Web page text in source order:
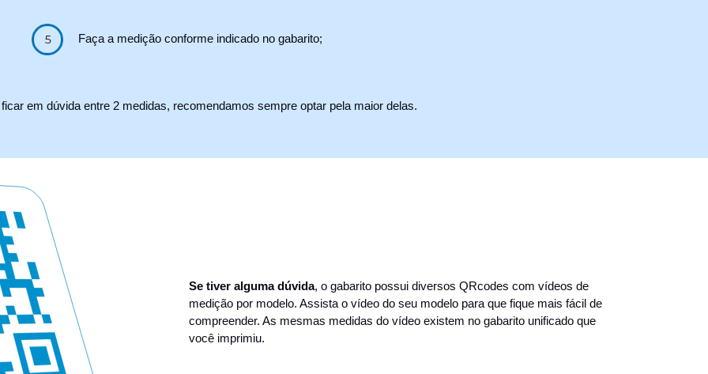
Faça a medição conforme indicado no gabarito;
em dúvida entre 2 medidas, recomendamos sempre optar pela maior delas.
Se tiver alguma dúvida, o gabarito possui diversos QRcodes com vídeos de
medição por modelo. Assista o vídeo do seu modelo para que fique mais fácil de
compreender. As mesmas medidas do vídeo existem no gabarito unificado que
você imprimiu.